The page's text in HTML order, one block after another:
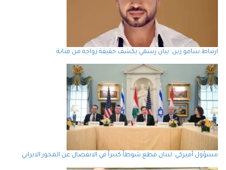
ارتباط سامو زين: بيان رسمي يكشف حقيقة زواجه من فنانة
مسؤول أميركي: لبنان قطع شوطاً كبيراً في الانفصال عن المحور الايراني